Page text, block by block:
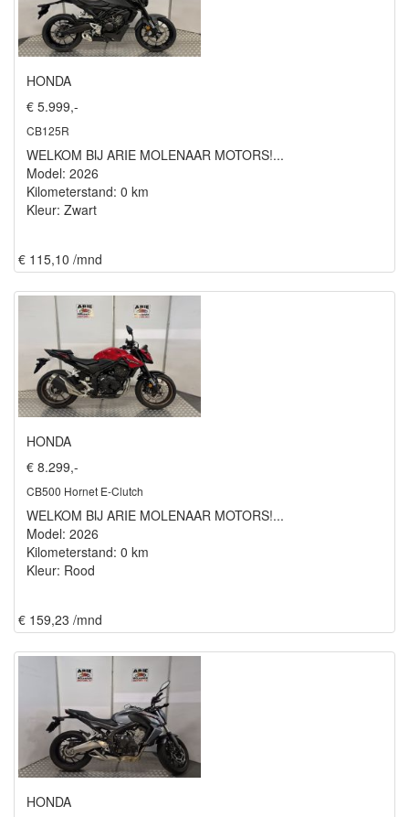
HONDA
€ 5.999,-
CB125R
WELKOM BIJ ARIE MOLENAAR MOTORS!...
Model: 2026
Kilometerstand: 0 km
Kleur: Zwart
€ 115,10 /mnd
HONDA
€ 8.299,-
CB500 Hornet E-Clutch
WELKOM BIJ ARIE MOLENAAR MOTORS!...
Model: 2026
Kilometerstand: 0 km
Kleur: Rood
€ 159,23 /mnd
HONDA